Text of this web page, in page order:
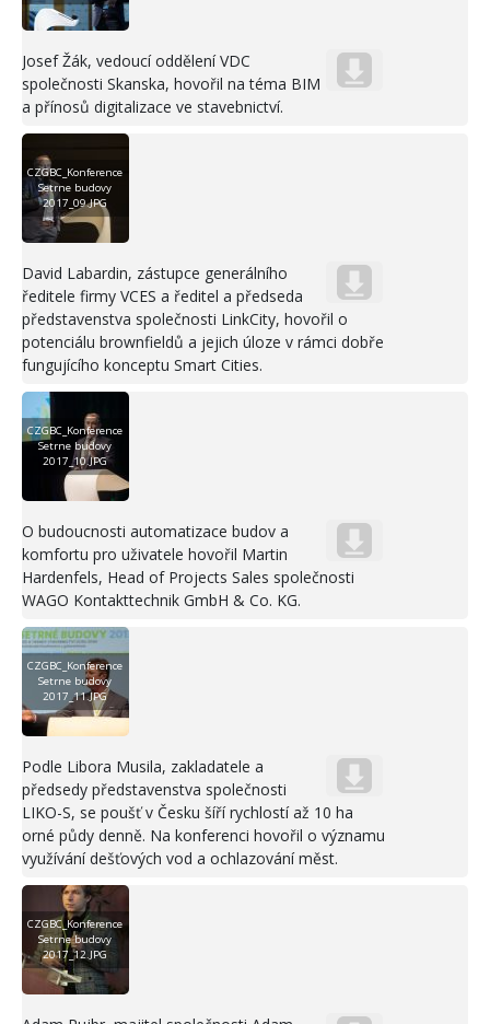
Josef Žák, vedoucí oddělení VDC
společnosti Skanska, hovořil na téma BIM
a přínosů digitalizace ve stavebnictví.
CZGBC_Konference
Setrne budovy
2017_09.JPG
David Labardin, zástupce generálního
ředitele firmy VCES a ředitel a předseda
představenstva společnosti LinkCity, hovořil o
potenciálu brownfieldů a jejich úloze v rámci dobře
fungujícího konceptu Smart Cities.
CZGBC_Konference
Setrne budovy
2017_10.JPG
O budoucnosti automatizace budov a
komfortu pro uživatele hovořil Martin
Hardenfels, Head of Projects Sales společnosti
WAGO Kontakttechnik GmbH & Co. KG.
CZGBC_Konference
Setrne budovy
2017_11.JPG
Podle Libora Musila, zakladatele a
předsedy představenstva společnosti
LIKO-S, se poušť v Česku šíří rychlostí až 10 ha
orné půdy denně. Na konferenci hovořil o významu
využívání dešťových vod a ochlazování měst.
CZGBC_Konference
Setrne budovy
2017_12.JPG